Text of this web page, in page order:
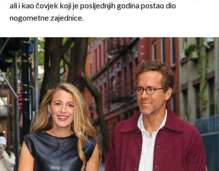
ali i kao čovjek koji je posljednjih godina postao dio
nogometne zajednice.